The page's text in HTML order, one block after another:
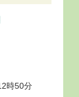
時50分